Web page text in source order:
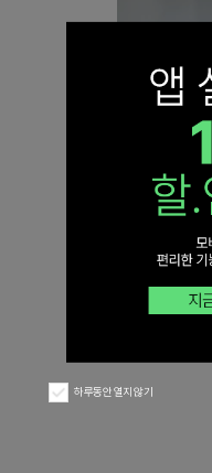
하루동안 열지 않기